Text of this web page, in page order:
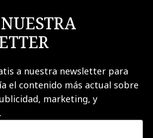
a nuestra newsletter para
el contenido más actual sobre
marketing, y